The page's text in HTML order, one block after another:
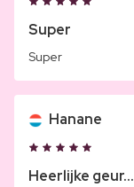
Super
Super
Hanane
Heerlijke geur...